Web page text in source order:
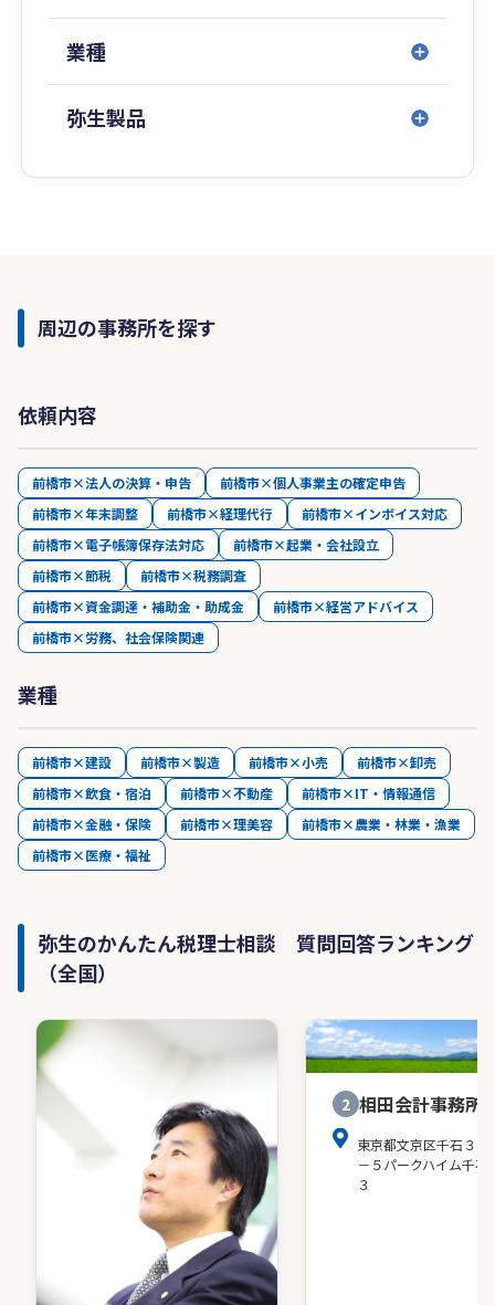
業種
弥生製品
周辺の事務所を探す
依頼内容
前橋市×法人の決算・申告
前橋市×個人事業主の確定申告
前橋市×年末調整
前橋市×経理代行
前橋市×インボイス対応
前橋市×電子帳簿保存法対応
前橋市×起業・会社設立
前橋市×節税
前橋市×税務調査
前橋市×資金調達・補助金・助成金
前橋市×経営アドバイス
前橋市×労務、社会保険関連
業種
前橋市×建設 前橋市×製造 前橋市×小売
前橋市×卸売
前橋市×飲食・宿泊
前橋市×不動産
前橋市×IT・情報通信
前橋市×金融・保険
前橋市×理美容
前橋市×農業・林業・漁業
前橋市×医療・福祉
弥生のかんたん税理士相談 質問回答ランキング
（全国）
2 相田会計事務所
東京都文京区千石３－
－５パークハイム千石
３